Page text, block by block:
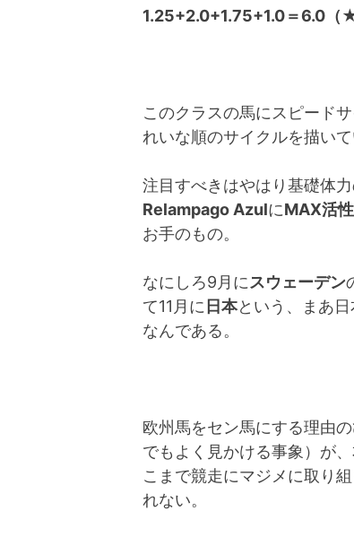
1.25+2.0+1.75+1.0＝6.0（
このクラスの馬にスピード
れいな順のサイクルを描いて
注目すべきはやはり基礎体
Relampago AzulにMAX活性
お手のもの。
なにしろ9月にスウェーデン
て11月に 日本という、まあ
なんである。
欧州馬をセン馬にする理由
でもよく見かける事象）が
こまで競走にマジメに取り
れない。